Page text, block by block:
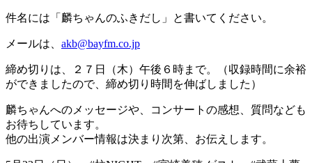
件名には「麟ちゃんのふきだし」と書いてください。
メールは、 akb@bayfm.co.jp
締め切りは、２７日（木）午後６時まで。（収録時間に余裕
ができましたので、締め切り時間を伸ばしました）
麟ちゃんへのメッセージや、コンサートの感想、質問なども
お待ちしています。
他の出演メンバー情報は決まり次第、お伝えします。